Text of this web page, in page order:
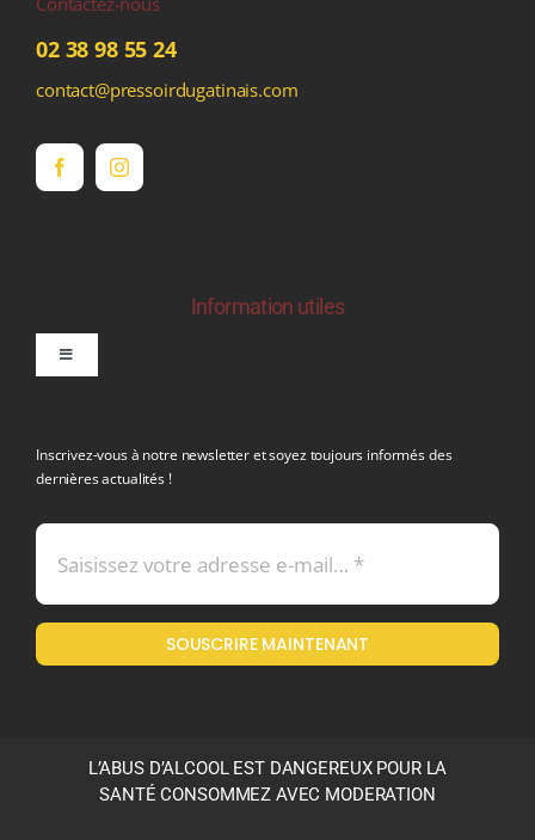
02 38 98 55 24
contact@pressoirdugatinais.com
Information utiles
Toggle
Mentions légales
Politique en matière de remboursements et de retours
Inscrivez-vous à notre newsletter et soyez toujours informés des
dernières actualités !
SOUSCRIRE MAINTENANT
L’ABUS D’ALCOOL EST DANGEREUX POUR LA
SANTÉ CONSOMMEZ AVEC MODERATION